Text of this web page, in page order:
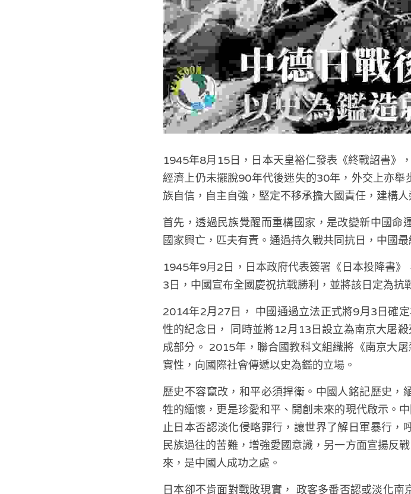
1945年8月15日，日本天皇裕仁發表《終戰詔書》
經濟上仍未擺脫90年代後迷失的30年，外交上亦
族自信，自主自強，堅定不移承擔大國責任，建構
首先，透過民族覺醒而重構國家，是改變新中國命
國家興亡，匹夫有責。通過持久戰共同抗日，中國最
1945年9月2日，日本政府代表簽署《日本投降書
3日，中國宣布全國慶祝抗戰勝利，並將該日定為抗
2014年2月27日， 中國通過立法正式將9月3日確
性的紀念日， 同時並將12月13日設立為南京大屠
成部分。 2015年，聯合國教科文組織將《南京大
實性，向國際社會傳遞以史為鑑的立場。
歷史不容竄改，和平必須捍衛。中國人銘記歷史
牲的緬懷，更是珍愛和平、開創未來的現代啟示。
止日本否認淡化侵略罪行，讓世界了解日軍暴行，
民族過往的苦難，增強愛國意識，另一方面宣揚反
來，是中國人成功之處。
日本卻不肯面對戰敗現實， 政客多番否認或淡化